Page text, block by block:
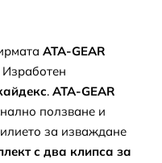
ATA-GEAR
Изработен
. ATA-GEAR
ползване и
за изваждане
с два клипса за